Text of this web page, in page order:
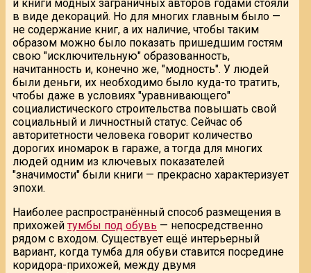
и книги модных заграничных авторов годами стояли
в виде декораций. Но для многих главным было —
не содержание книг, а их наличие, чтобы таким
образом можно было показать пришедшим гостям
свою "исключительную" образованность,
начитанность и, конечно же, "модность". У людей
были деньги, их необходимо было куда-то тратить,
чтобы даже в условиях "уравнивающего"
социалистического строительства повышать свой
социальный и личностный статус. Сейчас об
авторитетности человека говорит количество
дорогих иномарок в гараже, а тогда для многих
людей одним из ключевых показателей
"значимости" были книги — прекрасно характеризует
эпохи.
Наиболее распространённый способ размещения в
прихожей тумбы под обувь — непосредственно
рядом с входом. Существует ещё интерьерный
вариант, когда тумба для обуви ставится посредине
коридора-прихожей, между двумя